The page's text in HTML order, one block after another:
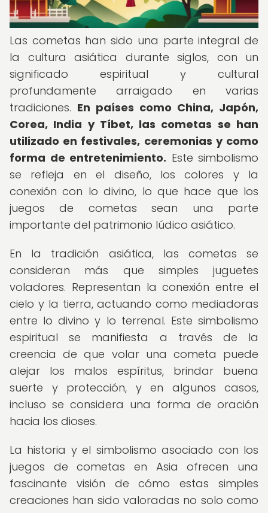
Las cometas han sido una parte integral de
la cultura asiática durante siglos, con un
significado espiritual y cultural
profundamente arraigado en varias
tradiciones. En países como China, Japón,
Corea, India y Tíbet, las cometas se han
utilizado en festivales, ceremonias y como
forma de entretenimiento. Este simbolismo
se refleja en el diseño, los colores y la
conexión con lo divino, lo que hace que los
juegos de cometas sean una parte
importante del patrimonio lúdico asiático.
En la tradición asiática, las cometas se
consideran más que simples juguetes
voladores. Representan la conexión entre el
cielo y la tierra, actuando como mediadoras
entre lo divino y lo terrenal. Este simbolismo
espiritual se manifiesta a través de la
creencia de que volar una cometa puede
alejar los malos espíritus, brindar buena
suerte y protección, y en algunos casos,
incluso se considera una forma de oración
hacia los dioses.
La historia y el simbolismo asociado con los
juegos de cometas en Asia ofrecen una
fascinante visión de cómo estas simples
creaciones han sido valoradas no solo como